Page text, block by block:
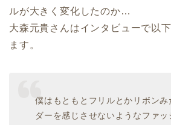
ルが大きく変化したのか…
大森元貴さんはインタビューで以
ます。
僕はもともとフリルとかリボンみ
ダーを感じさせないようなファ